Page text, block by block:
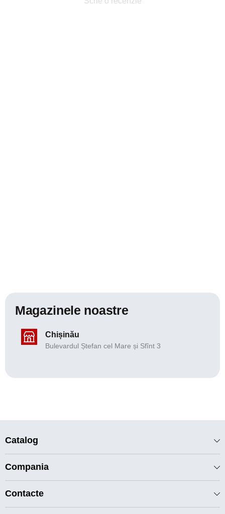
Magazinele noastre
Chișinău
Bulevardul Ștefan cel Mare și Sfînt 3
Catalog
Compania
Contacte